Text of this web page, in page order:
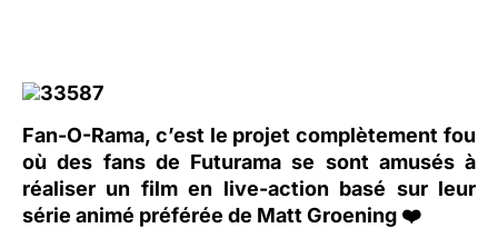
Fan-O-Rama, c’est le projet complètement fou
où des fans de Futurama se sont amusés à
réaliser un film en live-action basé sur leur
série animé préférée de Matt Groening ❤️